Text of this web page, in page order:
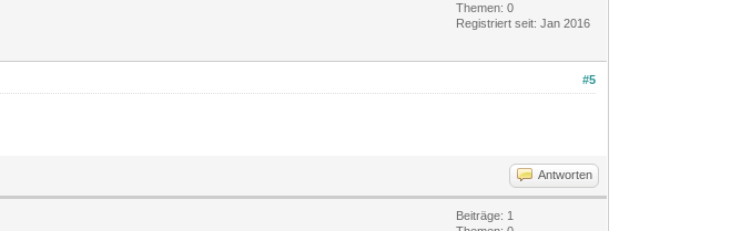
Themen: 0
Registriert seit: Jan 2016
#5
Antworten
Beiträge: 1